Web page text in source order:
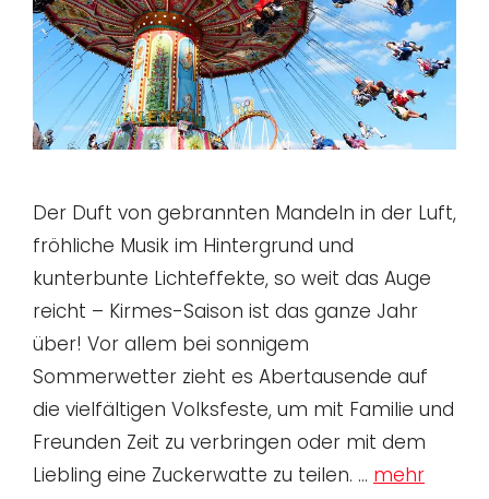
Der Duft von gebrannten Mandeln in der Luft,
fröhliche Musik im Hintergrund und
kunterbunte Lichteffekte, so weit das Auge
reicht – Kirmes-Saison ist das ganze Jahr
über! Vor allem bei sonnigem
Sommerwetter zieht es Abertausende auf
die vielfältigen Volksfeste, um mit Familie und
Freunden Zeit zu verbringen oder mit dem
Liebling eine Zuckerwatte zu teilen. … mehr